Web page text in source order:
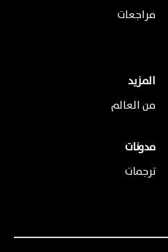
مراجعات
المزيد
من العالم
مدونات
ترجمات